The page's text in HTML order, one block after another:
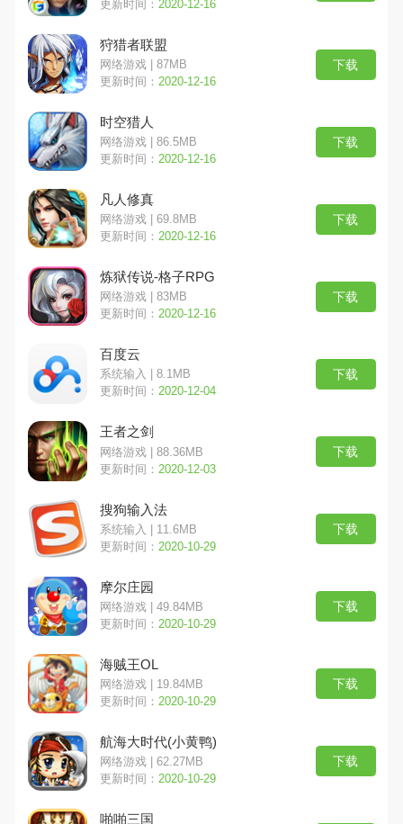
更新时间： 2020-12-16
狩猎者联盟
网络游戏 | 87MB
更新时间： 2020-12-16
下载
时空猎人
网络游戏 | 86.5MB
更新时间： 2020-12-16
下载
凡人修真
网络游戏 | 69.8MB
更新时间： 2020-12-16
下载
炼狱传说-格子RPG
网络游戏 | 83MB
更新时间： 2020-12-16
下载
百度云
系统输入 | 8.1MB
更新时间： 2020-12-04
下载
王者之剑
网络游戏 | 88.36MB
更新时间： 2020-12-03
下载
搜狗输入法
系统输入 | 11.6MB
更新时间： 2020-10-29
下载
摩尔庄园
网络游戏 | 49.84MB
更新时间： 2020-10-29
下载
海贼王OL
网络游戏 | 19.84MB
更新时间： 2020-10-29
下载
航海大时代(小黄鸭)
网络游戏 | 62.27MB
更新时间： 2020-10-29
下载
啪啪三国